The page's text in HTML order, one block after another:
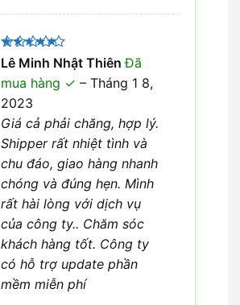
Được xếp
hạng
5
sao
Lê Minh Nhật ThiênĐã
mua hàng
– Tháng 1 8,
2023
Giá cả phải chăng, hợp lý.
Shipper rất nhiệt tình và
chu đáo, giao hàng nhanh
chóng và đúng hẹn. Mình
rất hài lòng với dịch vụ
của công ty.. Chăm sóc
khách hàng tốt. Công ty
có hỗ trợ update phần
mềm miễn phí